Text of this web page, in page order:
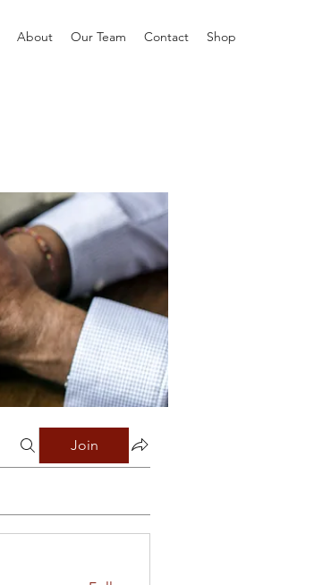
About Our Team Contact Shop
Join